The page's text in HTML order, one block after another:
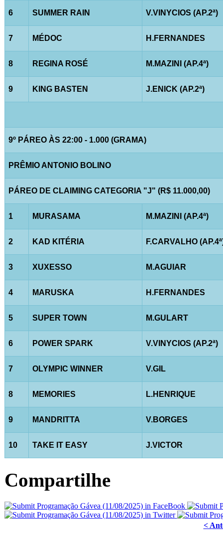
6 SUMMER RAIN V.VINYCIOS (AP.2ª)
7 MÉDOC H.FERNANDES
8 REGINA ROSÉ M.MAZINI (AP.4ª)
9 KING BASTEN J.ENICK (AP.2ª)
9º PÁREO ÀS 22:00 - 1.000 (GRAMA)
PRÊMIO ANTONIO BOLINO
PÁREO DE CLAIMING CATEGORIA "J" (R$ 11.000,00)
1 MURASAMA M.MAZINI (AP.4ª)
2 KAD KITÉRIA F.CARVALHO
3 XUXESSO M.AGUIAR
4 MARUSKA H.FERNANDES
5 SUPER TOWN M.GULART
6 POWER SPARK V.VINYCIOS (AP.2ª)
7 OLYMPIC WINNER V.GIL
8 MEMORIES L.HENRIQUE
9 MANDRITTA V.BORGES
10 TAKE IT EASY J.VICTOR
Compartilhe
<